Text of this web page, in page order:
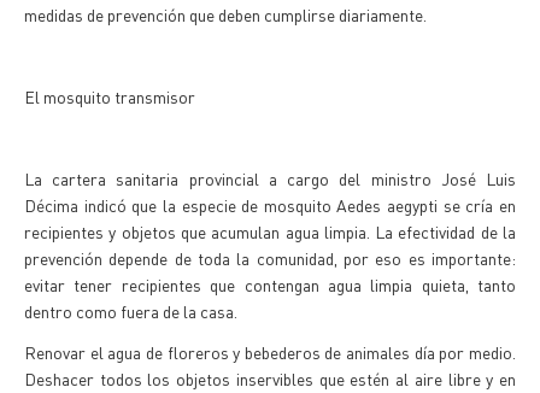
medidas de prevención que deben cumplirse diariamente.
El mosquito transmisor
La cartera sanitaria provincial a cargo del ministro José Luis
Décima indicó que la especie de mosquito Aedes aegypti se cría en
recipientes y objetos que acumulan agua limpia. La efectividad de la
prevención depende de toda la comunidad, por eso es importante:
evitar tener recipientes que contengan agua limpia quieta, tanto
dentro como fuera de la casa.
Renovar el agua de floreros y bebederos de animales día por medio.
Deshacer todos los objetos inservibles que estén al aire libre y en